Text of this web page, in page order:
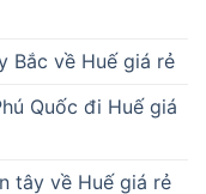
Bắc về Huế giá rẻ
Quốc đi Huế giá
tây về Huế giá rẻ